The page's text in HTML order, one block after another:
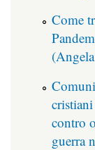
Come
contro
guerra